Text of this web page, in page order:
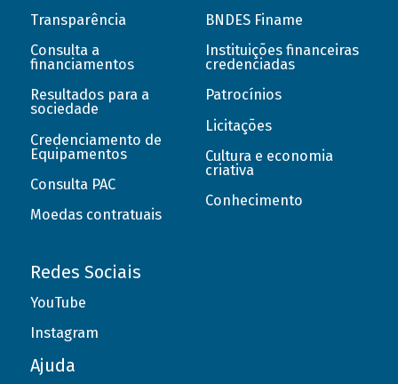
Transparência
Consulta a
financiamentos
Resultados para a
sociedade
Credenciamento de
Equipamentos
Consulta PAC
Moedas contratuais
BNDES Finame
Instituições financeiras
credenciadas
Patrocínios
Licitações
Cultura e economia
criativa
Conhecimento
Redes Sociais
YouTube
Instagram
Ajuda